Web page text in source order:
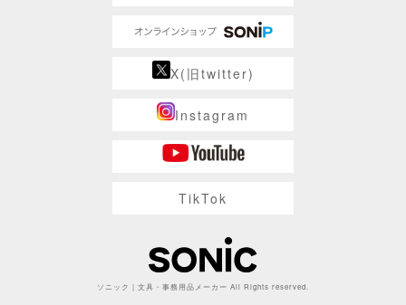
X(旧twitter)
Instagram
TikTok
ソニック | 文具・事務用品メーカー All Rights reserved.